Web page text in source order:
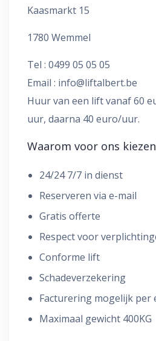
Kaasmarkt 15
1780 Wemmel
Tel : 0499 05 05 05
Email : info@liftalbert.be
Huur van een lift vanaf 60
uur, daarna 40 euro/uur.
Waarom voor ons
24/24 7/7 in dienst
Reserveren via e-mail
Gratis offerte
Respect voor
Conforme lift
Schadeverzekering
Facturering mogelijk per
Maximaal gewicht 400KG